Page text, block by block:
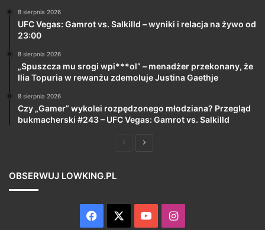
8 sierpnia 2026
UFC Vegas: Gamrot vs. Salkilld – wyniki i relacja na żywo od
23:00
8 sierpnia 2026
„Spuszcza mu srogi wpi***ol” – menadżer przekonany, że
Ilia Topuria w rewanżu zdemoluje Justina Gaethje
8 sierpnia 2026
Czy „Gamer” wykolei rozpędzonego młodziana? Przegląd
bukmacherski #243 – UFC Vegas: Gamrot vs. Salkilld
PoprzedniaNastępna
OBSERWUJ LOWKING.PL
Facebook YouTubeInstagram